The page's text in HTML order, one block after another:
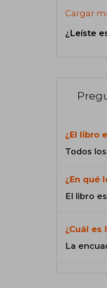
Cargar
¿Leíste
¿El libro
Todos
¿En qué
El libro
¿Cuál
La